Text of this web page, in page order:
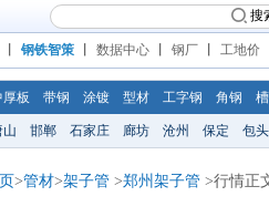
搜
钢铁智策 数据中心 钢厂 工地价
厚板 带钢 涂镀 型材 工字钢 角钢
山 邯郸 石家庄 廊坊 沧州 保定 包头
>管材>架子管 >郑州架子管 >行情正